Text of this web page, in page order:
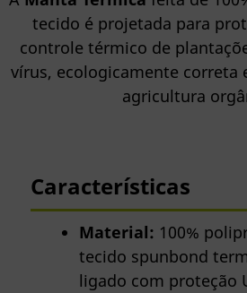
tecido é projetada para
controle térmico de
vírus, ecologicamente correta
agricultura
Características
Material: 100%
tecido spunbond
ligado com proteção